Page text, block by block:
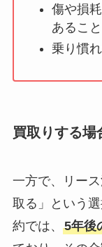
傷や損
あるこ
乗り慣
買取りする場
一方で、リー
取る」という
約では、 5年後